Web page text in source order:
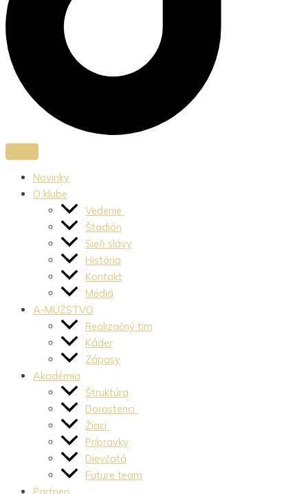
Novinky
O klube
Vedenie
Štadión
Sieň slávy
História
Kontakt
Médiá
A-MUŽSTVO
Realizačný tím
Káder
Zápasy
Akadémia
Štruktúra
Dorastenci
Žiaci
Prípravky
Dievčatá
Future team